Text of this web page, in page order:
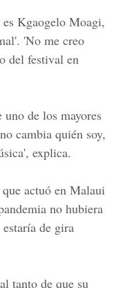
Kgaogelo Moagi,
'No me creo
del festival en
de los mayores
cambia quién soy,
explica.
actuó en Malaui
no hubiera
de gira
tanto de que su